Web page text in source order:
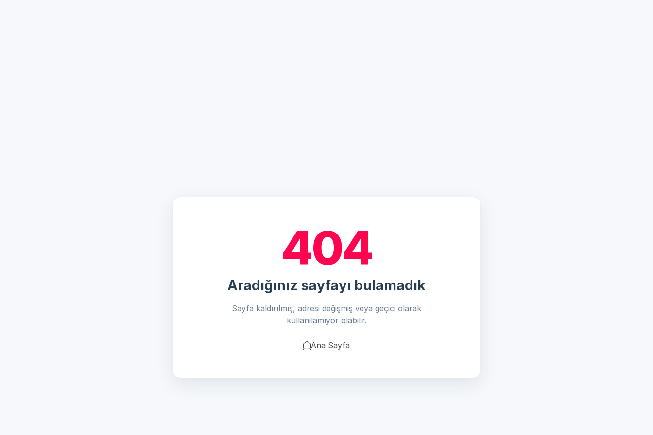
404
Aradığınız sayfayı bulamadık
Sayfa kaldırılmış, adresi değişmiş veya geçici olarak
kullanılamıyor olabilir.
Ana Sayfa